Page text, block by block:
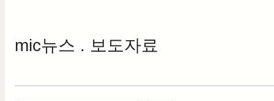
mic뉴스 . 보도자료